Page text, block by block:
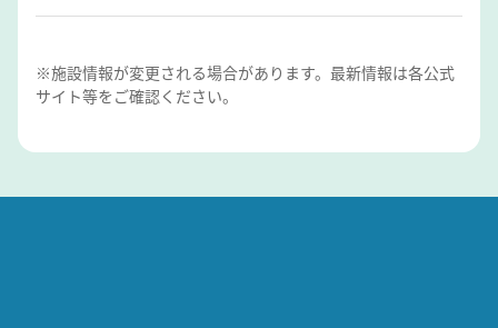
※施設情報が変更される場合があります。最新情報は各公式
サイト等をご確認ください。